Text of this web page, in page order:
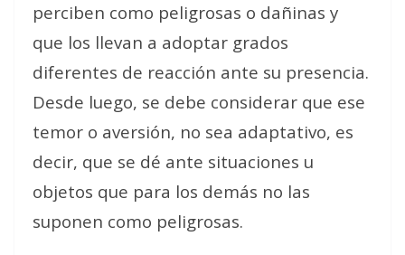
perciben como peligrosas o dañinas y
que los llevan a adoptar grados
diferentes de reacción ante su presencia.
Desde luego, se debe considerar que ese
temor o aversión, no sea adaptativo, es
decir, que se dé ante situaciones u
objetos que para los demás no las
suponen como peligrosas.